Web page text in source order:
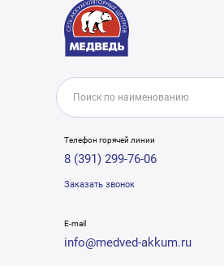
Телефон горячей линии
8 (391) 299-76-06
Заказать звонок
E-mail
info@medved-akkum.ru